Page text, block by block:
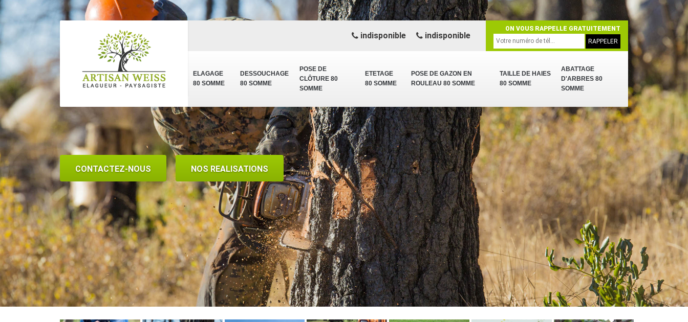
ELAGAGE
80 SOMME
DESSOUCHAGE
80 SOMME
POSE DE
CLÔTURE 80
SOMME
ETETAGE
80 SOMME
POSE DE GAZON EN
ROULEAU 80 SOMME
TAILLE DE HAIES
80 SOMME
ABATTAGE
D'ARBRES 80
SOMME
indisponible indisponible
ON VOUS RAPPELLE GRATUITEMENT
CONTACTEZ-NOUS NOS REALISATIONS